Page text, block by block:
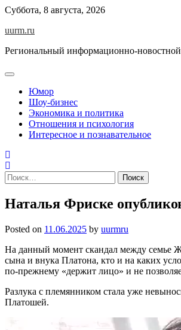
Skip
content
Суббота, 8 августа, 2026
uurm.ru
Региональный информационно-новостной
Юмор
Шоу-бизнес
Экономика и политика
Отношения и психология
Интересное и познавательное
Найти:
Наталья Фриске
Posted on 11.06.2025 by uurmru
На данный момент скандал между семье
сына и внука Платона, кто и на каких
по-прежнему «держит лицо» и не
Разлука с племянником стала уже
Платошей.